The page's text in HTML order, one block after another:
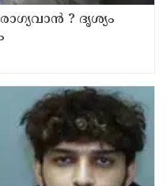
? ദൃശ്യം